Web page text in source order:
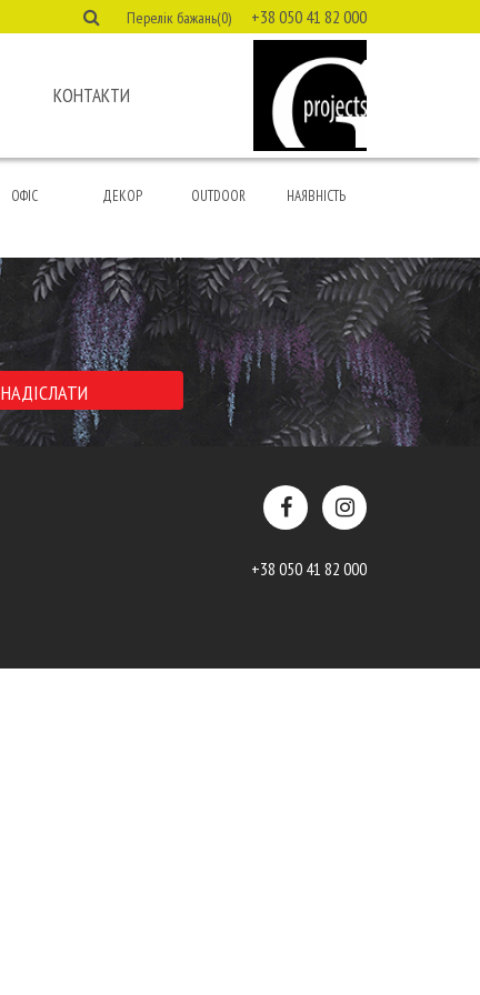
Перелік бажань(0) +38 050 41 82 000
КОНТАКТИ
ОФІС ДЕКОР OUTDOOR НАЯВНІСТЬ
+38 050 41 82 000